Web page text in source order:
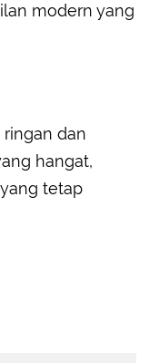
modern yang
dan
hangat,
tetap